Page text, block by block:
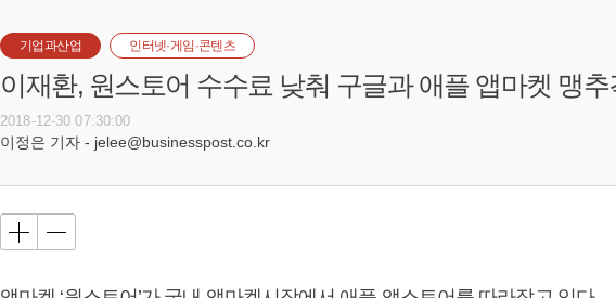
기업과산업 인터넷·게임·콘텐츠
이재환, 원스토어 수수료 낮춰 구글과 애플 앱마켓 맹추
2018-12-30 07:30:00
이정은 기자 - jelee@businesspost.co.kr